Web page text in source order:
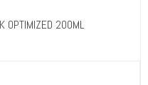
OPTIMIZED 200ML